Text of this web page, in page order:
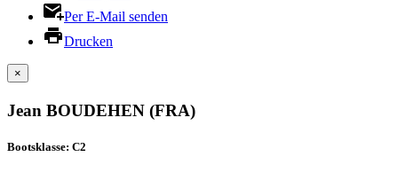
Per E-Mail senden
Drucken
×
Jean BOUDEHEN (FRA)
Bootsklasse: C2